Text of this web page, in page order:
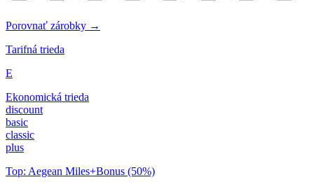
Porovnať zárobky →
Tarifná trieda
E
Ekonomická trieda
discount
basic
classic
plus
Top: Aegean Miles+Bonus (50%)